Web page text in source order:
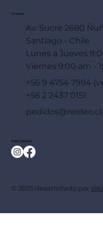
Dirección
Av. Sucre 2680
Santiago - Chile
Lunes a Jueves
Viernes 9:00 am -
+56 9 4754 7994
+56 2 2437 0151
pedidos@reideo.cl
Redes Sociales
© 2025 desarrollado por